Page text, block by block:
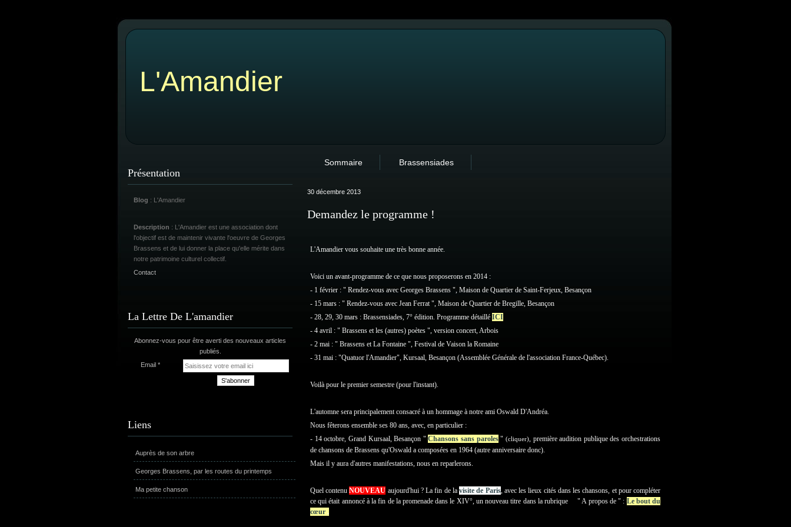
L'Amandier
Présentation
Blog : L'Amandier
Description : L'Amandier est une association dont
l'objectif est de maintenir vivante l'oeuvre de Georges
Brassens et de lui donner la place qu'elle mérite dans
notre patrimoine culturel collectif.
Contact
La Lettre De L'amandier
Abonnez-vous pour être averti des nouveaux articles
publiés.
Email
Liens
Auprès de son arbre
Georges Brassens, par les routes du printemps
Ma petite chanson
Sommaire Brassensiades
30 décembre 2013
Demandez le programme !
L'Amandier vous souhaite une très bonne année.
Voici un avant-programme de ce que nous proposerons en 2014 :
- 1 février : " Rendez-vous avec Georges Brassens ", Maison de Quartier de Saint-Ferjeux, Besançon
- 15 mars : " Rendez-vous avec Jean Ferrat ", Maison de Quartier de Bregille, Besançon
- 28, 29, 30 mars : Brassensiades, 7° édition. Programme détaillé ICI
- 4 avril : " Brassens et les (autres) poètes ", version concert, Arbois
- 2 mai : " Brassens et La Fontaine ", Festival de Vaison la Romaine
- 31 mai : "Quatuor l'Amandier", Kursaal, Besançon (Assemblée Générale de l'association France-Québec).
Voilà pour le premier semestre (pour l'instant).
L'automne sera principalement consacré à un hommage à notre ami Oswald D'Andréa.
Nous fêterons ensemble ses 80 ans, avec, en particulier :
- 14 octobre, Grand Kursaal, Besançon "Chansons sans paroles" (cliquer), première audition publique des orchestrations
de chansons de Brassens qu'Oswald a composées en 1964 (autre anniversaire donc).
Mais il y aura d'autres manifestations, nous en reparlerons.
Quel contenuNOUVEAU aujourd'hui ? La fin de lavisite de Paris, avec les lieux cités dans les chansons, et pour compléter
ce qui était annoncé à la fin de la promenade dans le XIV°, un nouveau titre dans la rubrique " A propos de " : Le bout du
cœur .